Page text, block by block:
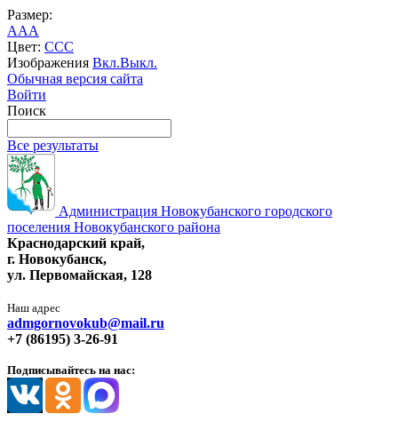
Размер:
AAA
Цвет: CCC
Изображения Вкл.Выкл.
Обычная версия сайта
Войти
Поиск
Все результаты
Администрация Новокубанского городского
поселения Новокубанского района
Краснодарский край,
г. Новокубанск,
ул. Первомайская, 128
Наш адрес
admgornovokub@mail.ru
+7 (86195) 3-26-91
Подписывайтесь на нас: